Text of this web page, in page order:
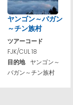
ヤンゴン～バガン
～チン族村
ツアーコード
FJK/CUL 18
目的地
ヤンゴン～
バガン～チン族村